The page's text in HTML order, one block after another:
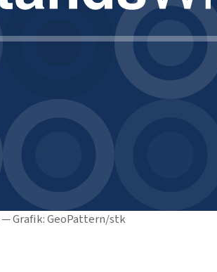
Grafik: GeoPattern/stk